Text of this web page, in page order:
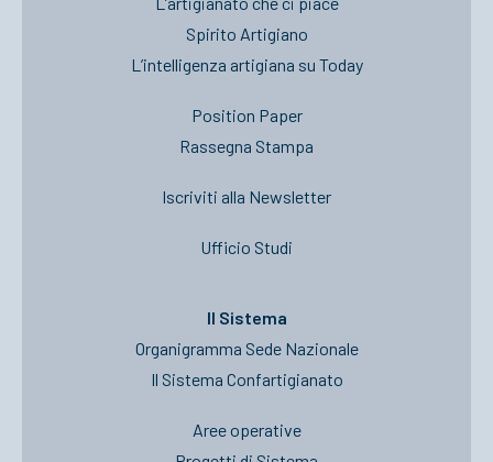
Spirito Artigiano
L’intelligenza artigiana su Today
Position Paper
Rassegna Stampa
Iscriviti alla Newsletter
Ufficio Studi
Il Sistema
Organigramma Sede Nazionale
Il Sistema Confartigianato
Aree operative